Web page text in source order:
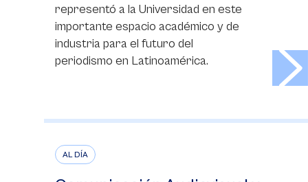
representó a la Universidad en este
importante espacio académico y de
industria para el futuro del
periodismo en Latinoamérica.
AL DÍA